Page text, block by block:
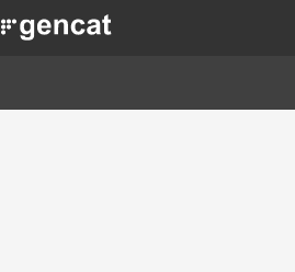
Vés
al
. Obre en una nova finestra.